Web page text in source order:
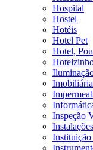
Hospital
Hostel
Hotéis
Hotel Pet
Hotel,
Inspeção